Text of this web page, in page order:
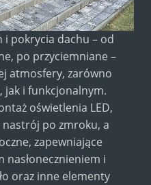
i pokrycia dachu – od
po przyciemniane –
atmosfery, zarówno
jak i funkcjonalnym.
oświetlenia LED,
po zmroku, a
zapewniające
i
oraz inne elementy